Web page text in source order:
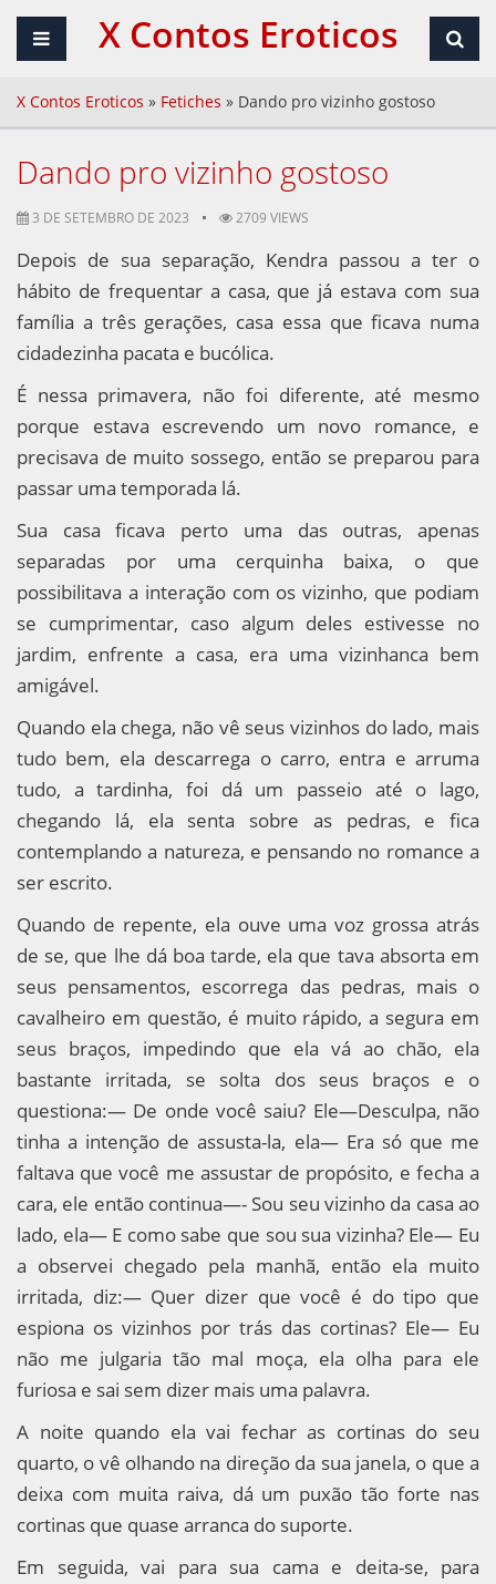
X Contos Eroticos
X Contos Eroticos » Fetiches » Dando pro vizinho gostoso
Dando pro vizinho gostoso
3 DE SETEMBRO DE 2023 2709 VIEWS
Depois de sua separação, Kendra passou a ter o
hábito de frequentar a casa, que já estava com sua
família a três gerações, casa essa que ficava numa
cidadezinha pacata e bucólica.
É nessa primavera, não foi diferente, até mesmo
porque estava escrevendo um novo romance, e
precisava de muito sossego, então se preparou para
passar uma temporada lá.
Sua casa ficava perto uma das outras, apenas
separadas por uma cerquinha baixa, o que
possibilitava a interação com os vizinho, que podiam
se cumprimentar, caso algum deles estivesse no
jardim, enfrente a casa, era uma vizinhanca bem
amigável.
Quando ela chega, não vê seus vizinhos do lado, mais
tudo bem, ela descarrega o carro, entra e arruma
tudo, a tardinha, foi dá um passeio até o lago,
chegando lá, ela senta sobre as pedras, e fica
contemplando a natureza, e pensando no romance a
ser escrito.
Quando de repente, ela ouve uma voz grossa atrás
de se, que lhe dá boa tarde, ela que tava absorta em
seus pensamentos, escorrega das pedras, mais o
cavalheiro em questão, é muito rápido, a segura em
seus braços, impedindo que ela vá ao chão, ela
bastante irritada, se solta dos seus braços e o
questiona:— De onde você saiu? Ele—Desculpa, não
tinha a intenção de assusta-la, ela— Era só que me
faltava que você me assustar de propósito, e fecha a
cara, ele então continua—- Sou seu vizinho da casa ao
lado, ela— E como sabe que sou sua vizinha? Ele— Eu
a observei chegado pela manhã, então ela muito
irritada, diz:— Quer dizer que você é do tipo que
espiona os vizinhos por trás das cortinas? Ele— Eu
não me julgaria tão mal moça, ela olha para ele
furiosa e sai sem dizer mais uma palavra.
A noite quando ela vai fechar as cortinas do seu
quarto, o vê olhando na direção da sua janela, o que a
deixa com muita raiva, dá um puxão tão forte nas
cortinas que quase arranca do suporte.
Em seguida, vai para sua cama e deita-se, para